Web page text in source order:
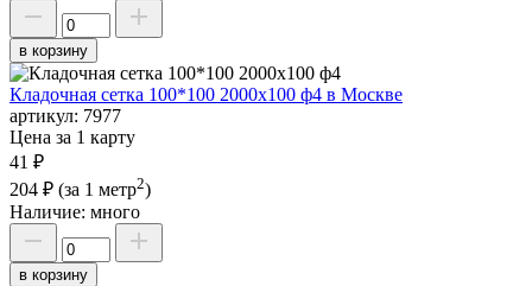
в корзину
Кладочная сетка 100*100 2000х100 ф4 в Москве
артикул: 7977
Цена за 1 карту
41 ₽
204 ₽ (за 1 метр2)
Наличие: много
в корзину